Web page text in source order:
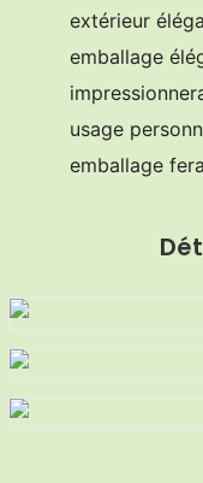
extérieur
emballage
usage
emballage